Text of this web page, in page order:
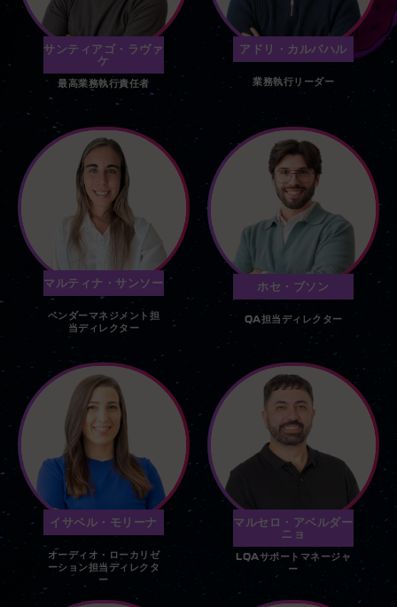
サンティアゴ・ラヴァ
ケ
最高業務執行責任者
アドリ・カルバハル
業務執行リーダー
マルティナ・サンソー
ベンダーマネジメント担
当ディレクター
ホセ・ブソン
QA担当ディレクター
イサベル・モリーナ
オーディオ・ローカリゼ
ーション担当ディレクタ
ー
マルセロ・アベルダー
ニョ
LQAサポートマネージャ
ー